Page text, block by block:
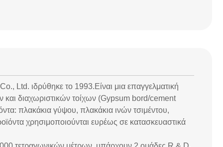
Ltd. ιδρύθηκε το 1993.Είναι μια επαγγελματική
και διαχωριστικών τοίχων (Gypsum bord/cement
πλακάκια γύψου, πλακάκια ινών τσιμέντου,
χρησιμοποιούνται ευρέως σε κατασκευαστικά